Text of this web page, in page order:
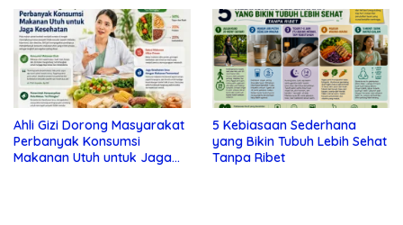
Ahli Gizi Dorong Masyarakat
Perbanyak Konsumsi
Makanan Utuh untuk Jaga
5 Kebiasaan Sederhana
yang Bikin Tubuh Lebih Sehat
Tanpa Ribet